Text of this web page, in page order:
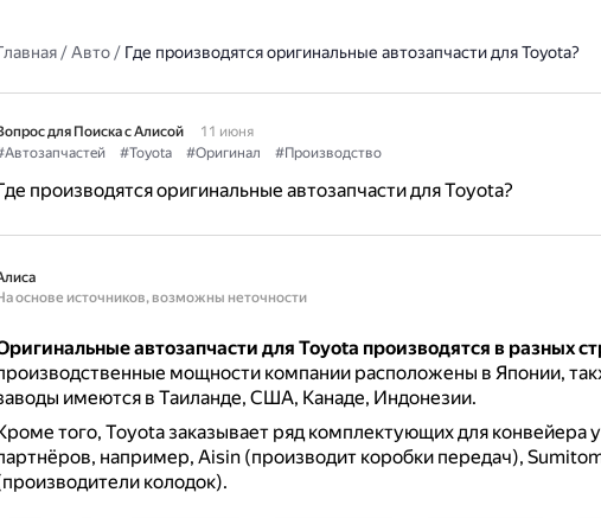
/Авто/ Где производятся оригинальные автозапчасти для Toyota?
для Поиска с Алисой
11 июня
#Toyota #Оригинал #Производство
производятся оригинальные автозапчасти для Toyota?
основе источников, возможны неточности
автозапчасти для Toyota производятся в разных
мощности компании расположены в Японии,
имеются в Таиланде, США, Канаде, Индонезии.
того, Toyota заказывает ряд комплектующих для конвейера
например, Aisin (производит коробки передач),
колодок).